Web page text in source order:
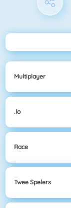
Multiplayer
.io
Race
Twee Spelers